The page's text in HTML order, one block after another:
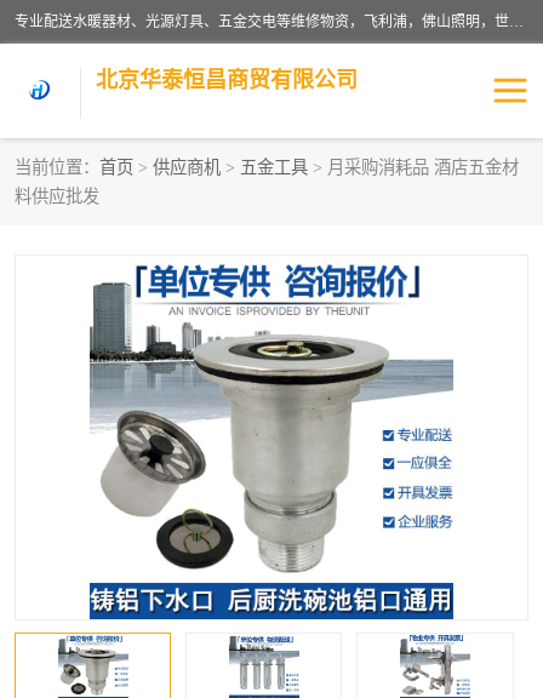
专业配送水暖器材、光源灯具、五金交电等维修物资，飞利浦，佛山照明，世达，博世，九牧，特陶等各产品涉及国内外知名品牌。公司专注与物业、学校、酒店、工厂等单位合作，提供一站式配送服务，降低客户综合成本。依托电子商务改变传统模式，以专业的团队为客户提供24H物资配送到达，货到月结、统一开票，便捷退换等服务，提高了企业的运营效率。
北京华泰恒昌商贸有限公司
当前位置： 首页 > 供应商机 > 五金工具 > 月采购消耗品 酒店五金材
料供应批发
水暖阀门
涂料辅材